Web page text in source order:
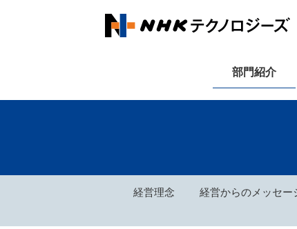
部門紹介
経営理念 経営からのメッセー